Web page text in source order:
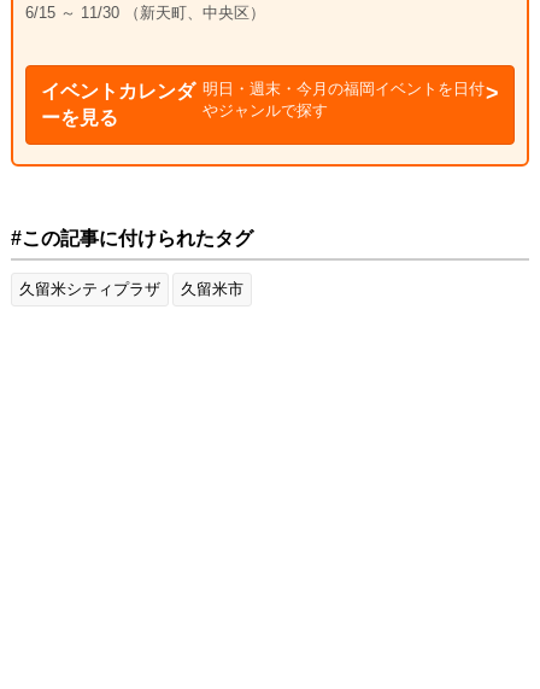
6/15 ～ 11/30 （新天町、中央区）
イベントカレンダ
ーを見る
明日・週末・今月の福岡イベントを日付
やジャンルで探す
#この記事に付けられたタグ
久留米シティプラザ 久留米市